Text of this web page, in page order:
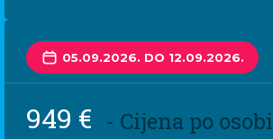
05.09.2026. DO 12.09.2026.
949 € - Cijena po osobi